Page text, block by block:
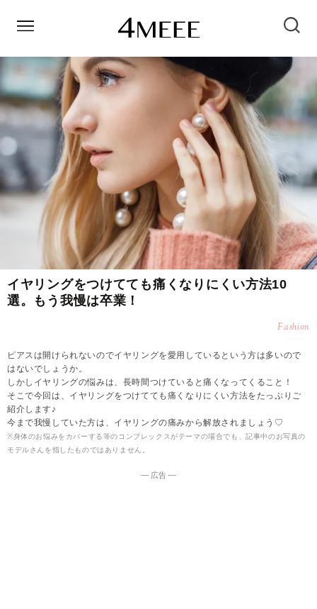
イヤリングをつけてても痛くなりにくい方法10
選。もう我慢は卒業！
Fashion
ピアスは開けられないのでイヤリングを愛用しているという方は多いので
はないでしょうか。
しかしイヤリングの悩みは、長時間つけていると痛くなってくること！
そこで今回は、イヤリングをつけてても痛くなりにくい方法をたっぷりご
紹介します♪
今まで我慢していた方は、イヤリングの痛みから解放されましょう♡
※身体のお悩みをカバーする等のコンプレックスがテーマの場合でも、記事中のお写真の
モデルさんを指したものではありません。
― 広告 ―